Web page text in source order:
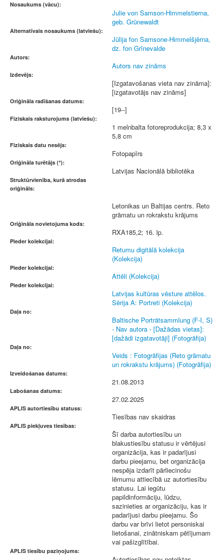
Nosaukums (vācu):
Julie von Samson-Himmelstierna,
geb. Grünewaldt
Alternatīvais nosaukums (latviešu):
Jūlija fon Samsone-Himmelšjērna,
dz. fon Grīnevalde
Autors:
Autors nav zināms
Izdevējs:
[Izgatavošanas vieta nav zināma]:
[izgatavotājs nav zināms]
Oriģināla radīšanas datums:
[19--]
Fiziskais raksturojums (latviešu):
1 melnbalta fotoreprodukcija; 8,3 x
5,8 cm
Fiziskais datu nesējs:
Fotopapīrs
Oriģināla turētājs (*):
Latvijas Nacionālā bibliotēka
Struktūrvienība, kurā atrodas
oriģināls:
Letonikas un Baltijas centrs. Reto
grāmatu un rokrakstu krājums
Oriģināla novietojuma kods:
RXA185,2; 16. lp.
Pieder kolekcijai:
Retumu digitālā kolekcija
(Kolekcija)
Pieder kolekcijai:
Attēli (Kolekcija)
Pieder kolekcijai:
Latvijas kultūras vēsture attēlos.
Sērija A: Portreti (Kolekcija)
Daļa no:
Baltische Porträtsammlung (F-I, S)
- Nav autora - [Dažādas vietas]:
[dažādi izgatavotāji] (Fotogrāfija)
Daļa no:
Veids : Fotogrāfijas (Reto grāmatu
un rokrakstu krājums) (Fotogrāfija)
Izveidošanas datums:
21.08.2013
Labošanas datums:
27.02.2025
APLIS autortiesību statuss:
Tiesības nav skaidras
APLIS piekļuves tiesības:
Šī darba autortiesību un
blakustiesību statusu ir vērtējusi
organizācija, kas ir padarījusi
darbu pieejamu, bet organizācija
nespēja izdarīt pārliecinošu
lēmumu attiecībā uz autortiesību
statusu. Lai iegūtu
papildinformāciju, lūdzu,
sazinieties ar organizāciju, kas ir
padarījusi darbu pieejamu. Šo
darbu var brīvi lietot personiskai
lietošanai, zinātniskam pētījumam
vai pašizglītībai.
APLIS tiesību paziņojums: